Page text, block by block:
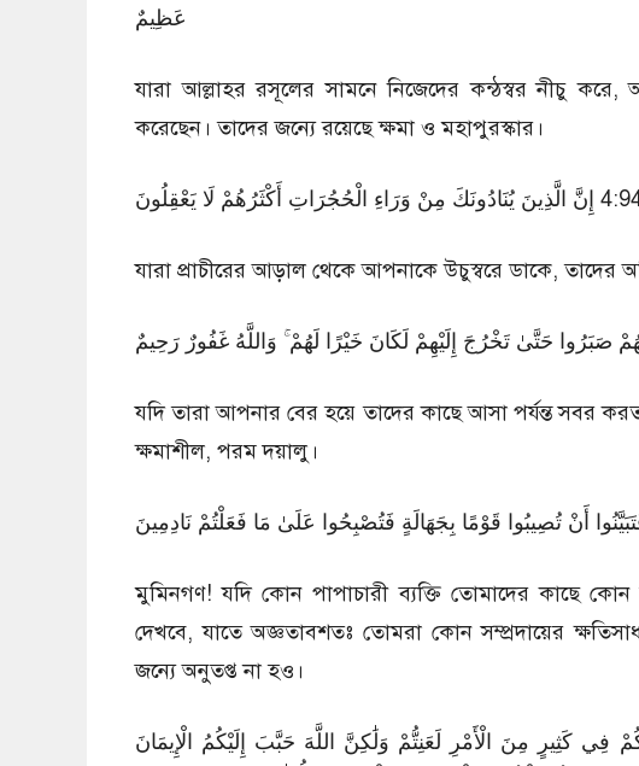
عَظِيمٌ
যারা আল্লাহর রসূলের সামনে নিজেদের কন্ঠস্বর নীচু করে,
করেছেন। তাদের জন্যে রয়েছে ক্ষমা ও মহাপুরস্কার।
إِنَّ الَّذِينَ يُنَادُونَكَ مِنْ وَرَاءِ الْحُجُرَاتِ أَكْثَرُهُمْ لَا يَعْقِلُونَ
যারা প্রাচীরের আড়াল থেকে আপনাকে উচুস্বরে ডাকে, তাদের
صَبَرُوا حَتَّىٰ تَخْرُجَ إِلَيْهِمْ لَكَانَ خَيْرًا لَهُمْ ۚ وَاللَّهُ غَفُورٌ رَحِيمٌ
যদি তারা আপনার বের হয়ে তাদের কাছে আসা পর্যন্ত সবর
ক্ষমাশীল, পরম দয়ালু।
أَنْ تُصِيبُوا قَوْمًا بِجَهَالَةٍ فَتُصْبِحُوا عَلَىٰ مَا فَعَلْتُمْ نَادِمِينَ
মুমিনগণ! যদি কোন পাপাচারী ব্যক্তি তোমাদের কাছে
দেখবে, যাতে অজ্ঞতাবশতঃ তোমরা কোন সম্প্রদায়ের
জন্যে অনুতপ্ত না হও।
كَثِيرٍ مِنَ الْأَمْرِ لَعَنِتُّمْ وَلَٰكِنَّ اللَّهَ حَبَّبَ إِلَيْكُمُ الْإِيمَانَ